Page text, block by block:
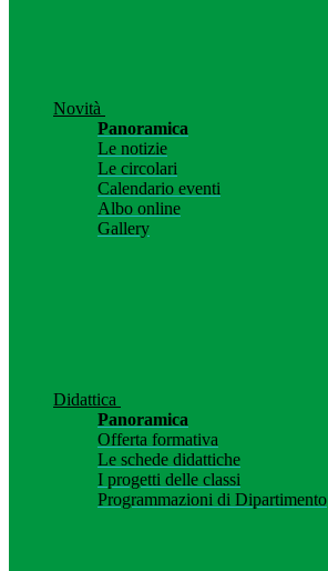
Novità
Panoramica
Le notizie
Le circolari
Calendario eventi
Albo online
Gallery
Didattica
Panoramica
Offerta formativa
Le schede didattiche
I progetti delle classi
Programmazioni di Dipartimento